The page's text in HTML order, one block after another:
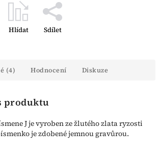
Hlídat Sdílet
(4) Hodnocení Diskuze
produktu
J je vyroben ze žlutého zlata ryzosti
je zdobené jemnou gravůrou.